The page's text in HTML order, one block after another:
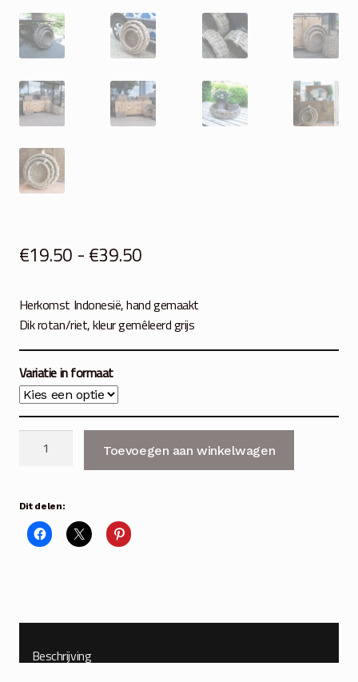
€19.50 - €39.50Prijsklasse:
tot
€39.50
Herkomst Indonesië, hand gemaakt
Dik rotan/riet, kleur gemêleerd grijs
Variatie in formaat
rond
grijs
rotan
Toevoegen aan winkelwagen
Dit delen:
Beschrijving